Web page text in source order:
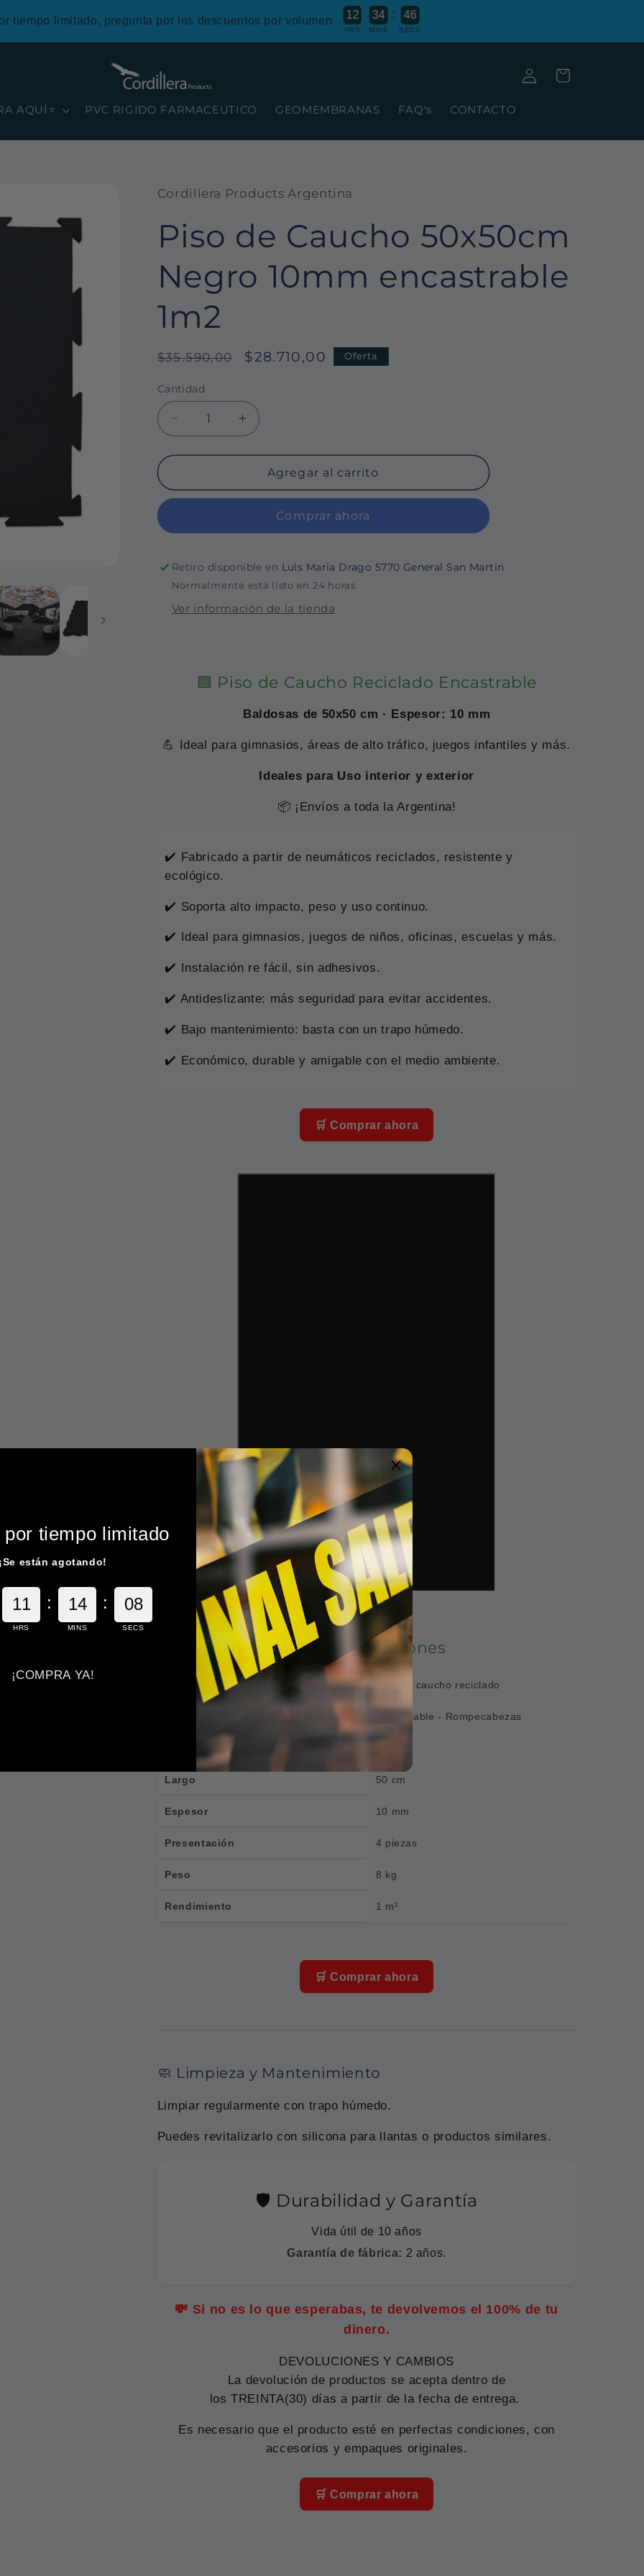
tiempo limitado, pregunta por los descuentos por volumen 1 2
HRS
34
MINS
: 45
SECS
AQUÍ⭐ PVC RIGIDO FARMACEUTICO GEOMEMBRANAS FAQ's CONTACTO
Iniciar
sesión
Carrito
Cordillera Products Argentina
Piso de Caucho 50x50cm
Negro 10mm encastrable
1m2
Precio
$35.590,00
Precio
$28.710,00 Oferta
Cantidad
Cantidad
Reducir
cantidad
para
de
Negro
encastrable
1m2
Aumentar
cantidad
para
Piso
de
50x50cm
Negro
encastrable
1m2
Agregar al carrito
Comprar ahora
Retiro disponible en Luis Maria Drago 5770 General San Martin
Normalmente está listo en 24 horas
Ver información de la tienda
🟩 Piso de Caucho Reciclado Encastrable
Baldosas de 50x50 cm · Espesor: 10 mm
💪 Ideal para gimnasios, áreas de alto tráfico, juegos infantiles y más.
Ideales para Uso interior y exterior
📦 ¡Envíos a toda la Argentina!
✔️ Fabricado a partir de neumáticos reciclados, resistente y
ecológico.
✔️ Soporta alto impacto, peso y uso continuo.
✔️ Ideal para gimnasios, juegos de niños, oficinas, escuelas y más.
✔️ Instalación re fácil, sin adhesivos.
✔️ Antideslizante: más seguridad para evitar accidentes.
✔️ Bajo mantenimiento: basta con un trapo húmedo.
✔️ Económico, durable y amigable con el medio ambiente.
🛒 Comprar ahora
📐 Especificaciones
Piso de caucho reciclado
Encastrable - Rompecabezas
Largo 50 cm
Espesor 10 mm
Presentación 4 piezas
Peso 8 kg
Rendimiento 1 m²
🛒 Comprar ahora
🧼 Limpieza y Mantenimiento
Limpiar regularmente con trapo húmedo.
Puedes revitalizarlo con silicona para llantas o productos similares.
🛡️ Durabilidad y Garantía
Vida útil de 10 años
Garantía de fábrica: 2 años.
💸 Si no es lo que esperabas, te devolvemos el 100% de tu
dinero.
DEVOLUCIONES Y CAMBIOS
La devolución de productos se acepta dentro de
los TREINTA(30) días a partir de la fecha de entrega.
Es necesario que el producto esté en perfectas condiciones, con
accesorios y empaques originales.
🛒 Comprar ahora
tiempo limitado
están agotando!
11
HRS
: 14
MINS
: 07
6
SECS
¡COMPRA YA!